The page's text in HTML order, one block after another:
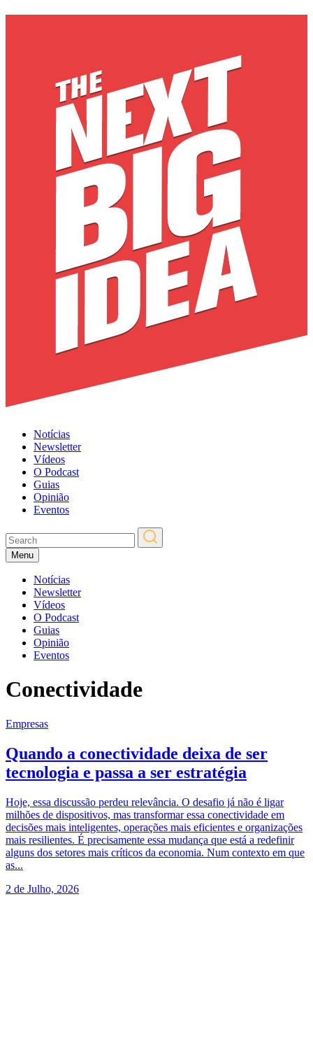
Notícias
Newsletter
Vídeos
O Podcast
Guias
Opinião
Eventos
Menu
Notícias
Newsletter
Vídeos
O Podcast
Guias
Opinião
Eventos
Conectividade
Empresas
Quando a conectividade deixa de ser
tecnologia e passa a ser estratégia
Hoje, essa discussão perdeu relevância. O desafio já não é ligar
milhões de dispositivos, mas transformar essa conectividade em
decisões mais inteligentes, operações mais eficientes e organizações
mais resilientes. É precisamente essa mudança que está a redefinir
alguns dos setores mais críticos da economia. Num contexto em que
as...
2 de Julho, 2026